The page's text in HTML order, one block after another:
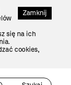
Zamknij
się na ich
cookies,